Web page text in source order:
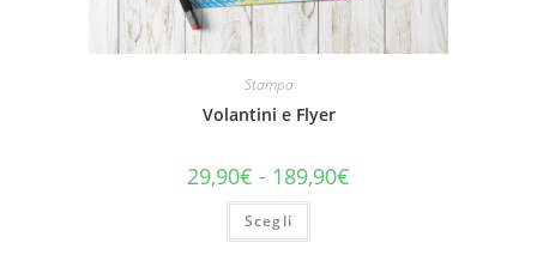
Stampa
Volantini e Flyer
29,90€ - 189,90€
Scegli